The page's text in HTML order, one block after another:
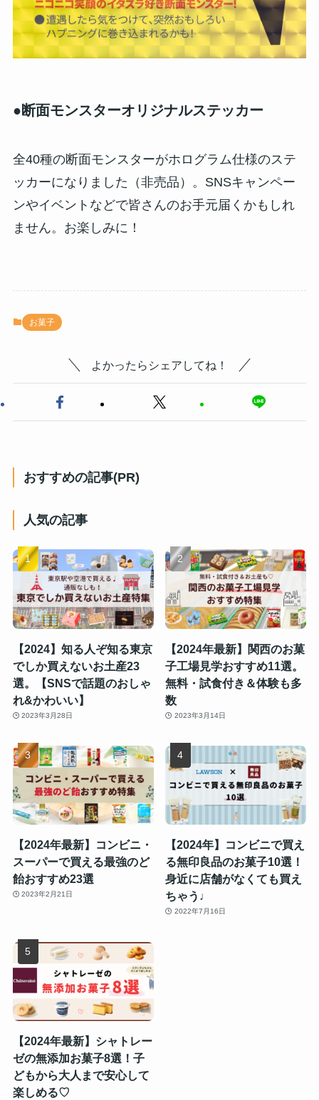
●断面モンスターオリジナルステッカー
全40種の断面モンスターがホログラム仕様のステ
ッカーになりました（非売品）。SNSキャンペー
ンやイベントなどで皆さんのお手元届くかもしれ
ません。お楽しみに！
お菓子
よかったらシェアしてね！
おすすめの記事(PR)
人気の記事
【2024】知る人ぞ知る東京
でしか買えないお土産23
選。【SNSで話題のおしゃ
れ&かわいい】
2023年3月28日
【2024年最新】関西のお菓
子工場見学おすすめ11選。
無料・試食付き＆体験も多
数
2023年3月14日
【2024年最新】コンビニ・
スーパーで買える最強のど
飴おすすめ23選
2023年2月21日
【2024年】コンビニで買え
る無印良品のお菓子10選！
身近に店舗がなくても買え
ちゃう♩
2022年7月16日
【2024年最新】シャトレー
ゼの無添加お菓子8選！子
どもから大人まで安心して
楽しめる♡